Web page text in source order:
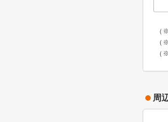
（
（
（
周